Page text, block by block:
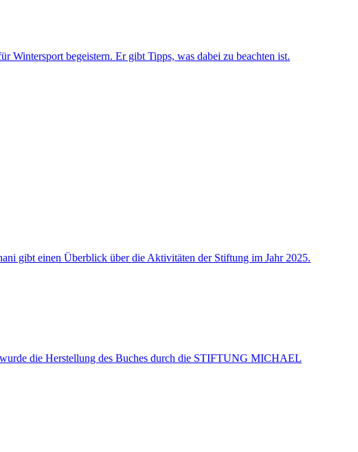
Wintersport begeistern. Er gibt Tipps, was dabei zu beachten ist.
gibt einen Überblick über die Aktivitäten der Stiftung im Jahr 2025.
die Herstellung des Buches durch die STIFTUNG MICHAEL